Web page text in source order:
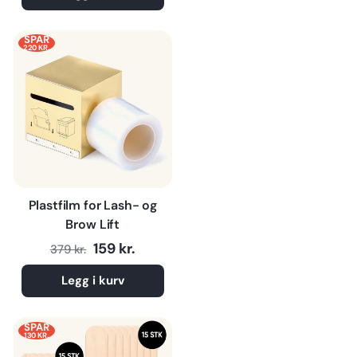
SPAR
220 KR.
Plastfilm for Lash- og
Brow Lift
Normalpris
379 kr. Tilbudspris
159 kr.
Legg i kurv
SPAR
130 KR.